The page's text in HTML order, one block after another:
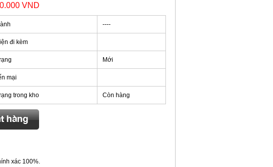
VND
----
đi kèm
Mới
mại
trong kho Còn hàng
xác 100%.